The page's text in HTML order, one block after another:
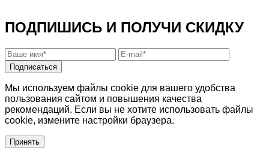
ПОДПИШИСЬ И ПОЛУЧИ СКИДКУ
Подписаться
Мы используем файлы cookie для вашего удобства
пользования сайтом и повышения качества
рекомендаций. Если вы не хотите использовать файлы
cookie, измените настройки браузера.
Принять